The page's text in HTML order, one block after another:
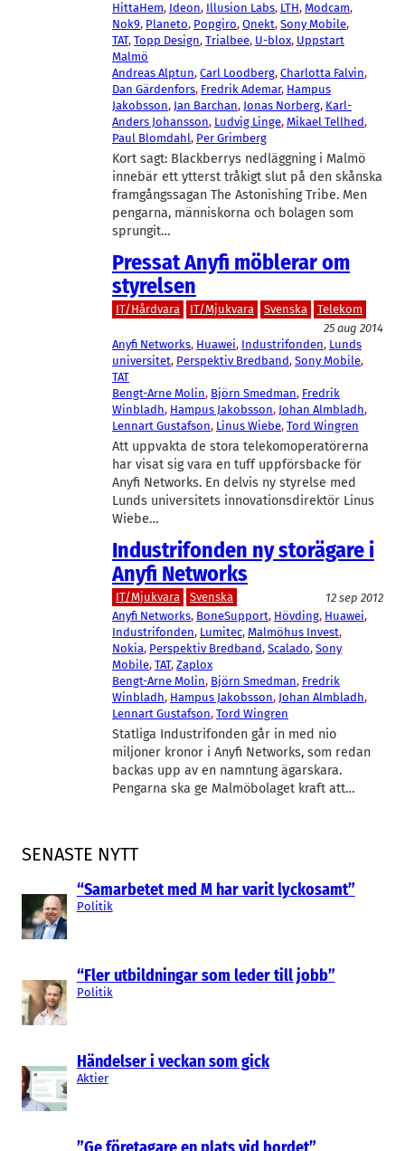
SENASTE NYTT
“Samarbetet med M har varit lyckosamt”
Politik
“Fler utbildningar som leder till jobb”
Politik
Händelser i veckan som gick
Aktier
HittaHem, Ideon, Illusion Labs, LTH, Modcam
Nok9, Planeto, Popgiro, Qnekt, Sony Mobile
TAT, Topp Design, Trialbee, U-blox, Uppstart
Malmö
Andreas Alptun, Carl Loodberg, Charlotta Falvin
Dan Gärdenfors, Fredrik Ademar, Hampus
Jakobsson, Jan Barchan, Jonas Norberg, Karl-
Anders Johansson, Ludvig Linge, Mikael Tellhed
Paul Blomdahl, Per Grimberg
Kort sagt: Blackberrys nedläggning i Malmö
innebär ett ytterst tråkigt slut på den skånska
framgångssagan The Astonishing Tribe. Men
pengarna, människorna och bolagen som
sprungit…
Pressat Anyfi möblerar om
styrelsen
IT/Hårdvara IT/Mjukvara Svenska
Telekom
25 aug 2014
Anyfi Networks, Huawei, Industrifonden, Lunds
universitet, Perspektiv Bredband, Sony Mobile
TAT
Bengt-Arne Molin, Björn Smedman, Fredrik
Winbladh, Hampus Jakobsson, Johan Almbladh
Lennart Gustafson, Linus Wiebe, Tord Wingren
Att uppvakta de stora telekomoperatörerna
har visat sig vara en tuff uppförsbacke för
Anyfi Networks. En delvis ny styrelse med
Lunds universitets innovationsdirektör Linus
Wiebe…
Industrifonden ny storägare i
Anyfi Networks
IT/Mjukvara Svenska
12 sep 2012
Anyfi Networks, BoneSupport, Hövding, Huawei
Industrifonden, Lumitec, Malmöhus Invest
Nokia, Perspektiv Bredband, Scalado, Sony
Mobile, TAT, Zaplox
Bengt-Arne Molin, Björn Smedman, Fredrik
Winbladh, Hampus Jakobsson, Johan Almbladh
Lennart Gustafson, Tord Wingren
Statliga Industrifonden går in med nio
miljoner kronor i Anyfi Networks, som redan
backas upp av en namntung ägarskara.
Pengarna ska ge Malmöbolaget kraft att…